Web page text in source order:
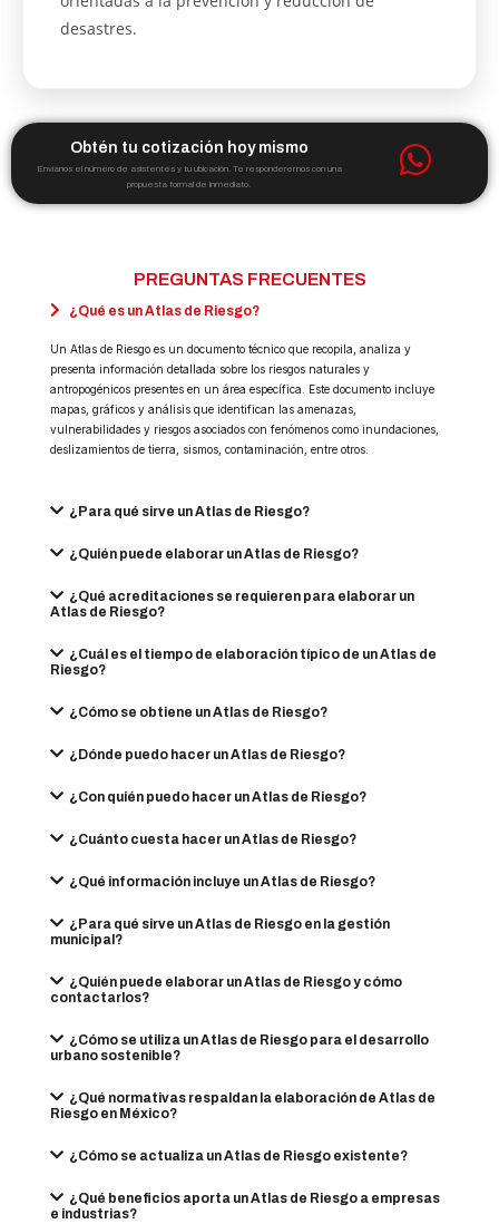
desastres.
Obtén tu cotización hoy mismo
Envíanos el número de asistentes y tu ubicación. Te responderemos con una
propuesta formal de inmediato.
PREGUNTAS FRECUENTES
¿Qué es un Atlas de Riesgo?
Un Atlas de Riesgo es un documento técnico que recopila, analiza y
presenta información detallada sobre los riesgos naturales y
antropogénicos presentes en un área específica. Este documento incluye
mapas, gráficos y análisis que identifican las amenazas,
vulnerabilidades y riesgos asociados con fenómenos como inundaciones,
deslizamientos de tierra, sismos, contaminación, entre otros.
¿Para qué sirve un Atlas de Riesgo?
¿Quién puede elaborar un Atlas de Riesgo?
¿Qué acreditaciones se requieren para elaborar un
Atlas de Riesgo?
¿Cuál es el tiempo de elaboración típico de un Atlas de
Riesgo?
¿Cómo se obtiene un Atlas de Riesgo?
¿Dónde puedo hacer un Atlas de Riesgo?
¿Con quién puedo hacer un Atlas de Riesgo?
¿Cuánto cuesta hacer un Atlas de Riesgo?
¿Qué información incluye un Atlas de Riesgo?
¿Para qué sirve un Atlas de Riesgo en la gestión
municipal?
¿Quién puede elaborar un Atlas de Riesgo y cómo
contactarlos?
¿Cómo se utiliza un Atlas de Riesgo para el desarrollo
urbano sostenible?
¿Qué normativas respaldan la elaboración de Atlas de
Riesgo en México?
¿Cómo se actualiza un Atlas de Riesgo existente?
¿Qué beneficios aporta un Atlas de Riesgo a empresas
e industrias?